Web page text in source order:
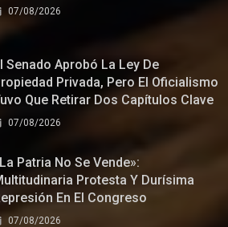
07/08/2026
Senado Aprobó La Ley De
Privada, Pero El Oficialismo
Que Retirar Dos Capítulos Clave
07/08/2026
Patria No Se Vende»:
Protesta Y Durísima
En El Congreso
07/08/2026